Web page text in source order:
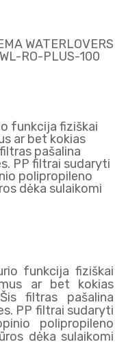
WATERLOVERS
RO-PLUS-100
funkcija fiziškai
ar bet kokias
pašalina
PP filtrai sudaryti
polipropileno
dėka sulaikomi
funkcija fiziškai
ar bet kokias
filtras pašalina
PP filtrai sudaryti
polipropileno
dėka sulaikomi